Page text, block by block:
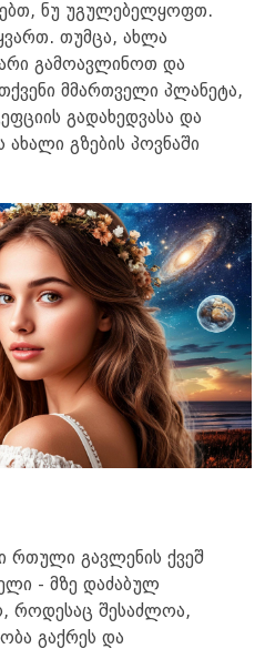
ნუ უგულებელყოფთ.
თუმცა, ახლა
გამოავლინოთ და
მმართველი პლანეტა,
გადახედვასა და
გზების პოვნაში
რთული გავლენის ქვეშ
- მზე დაძაბულ
როდესაც შესაძლოა,
გაქრეს და